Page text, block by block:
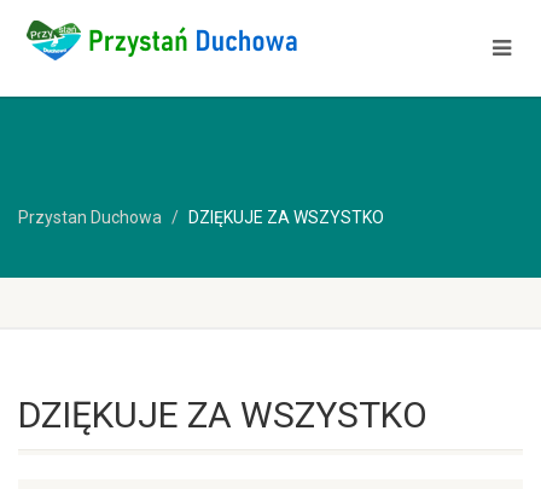
Przystan Duchowa DZIĘKUJE ZA WSZYSTKO
DZIĘKUJE ZA WSZYSTKO